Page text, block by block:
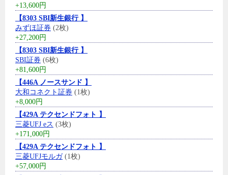
+13,600円
【8303 SBI新生銀行 】
みずほ証券 (2枚)
+27,200円
【8303 SBI新生銀行 】
SBI証券 (6枚)
+81,600円
【446A ノースサンド 】
大和コネクト証券 (1枚)
+8,000円
【429A テクセンドフォト 】
三菱UFJ eス (3枚)
+171,000円
【429A テクセンドフォト 】
三菱UFJモルガ(1枚)
+57,000円